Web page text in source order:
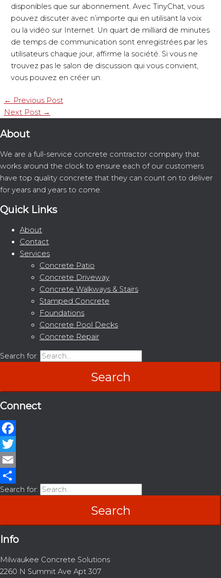
disponibles que sur abonnement. Avec TinyChat, vous
pouvez discuter avec n’importe qui en utilisant la voix
ou la vidéo sur Internet. Un quart de milliard de minutes
de temps de communication sont enregistrées par les
utilisateurs chaque jour, affirme la société. Si vous ne
trouvez pas le salon de discussion qui vous convient,
vous pouvez en créer un.
← Previous Post
Next Post →
About
We are a full-service concrete contractor company that
works around the clock to ensure each of our customers
have top quality concrete that they can count on to deliver
for years and years to come.
Quick Links
About
Contact
Services
Concrete Patio
Concrete Driveway
Concrete Walkways & Stairs
Stamped Concrete
Foundations
Concrete Pool Decks
Concrete Repair
Search for:
Connect
Facebook
Twitter
Email
Share
Search for:
Info
Milwaukee Concrete Solutions
2260 N Summit Ave Apt 307